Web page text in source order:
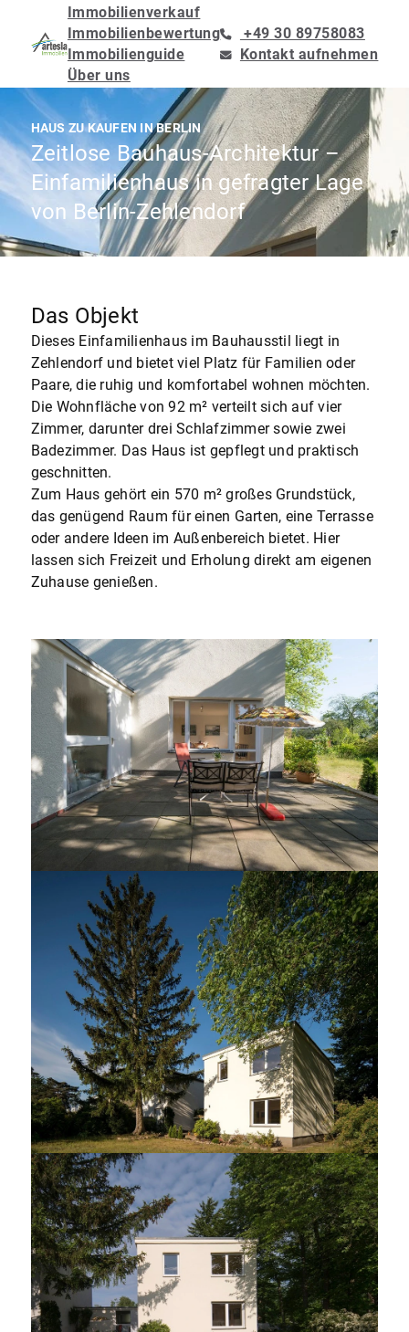
Immobilienverkauf
Immobilienbewertung
Immobilienguide
Über uns
+49 30 89758083
Kontakt aufnehmen
HAUS ZU KAUFEN IN BERLIN
Zeitlose Bauhaus-Architektur –
Einfamilienhaus in gefragter Lage
von Berlin-Zehlendorf
Das Objekt
Dieses Einfamilienhaus im Bauhausstil liegt in
Zehlendorf und bietet viel Platz für Familien oder
Paare, die ruhig und komfortabel wohnen möchten.
Die Wohnfläche von 92 m² verteilt sich auf vier
Zimmer, darunter drei Schlafzimmer sowie zwei
Badezimmer. Das Haus ist gepflegt und praktisch
geschnitten.
Zum Haus gehört ein 570 m² großes Grundstück,
das genügend Raum für einen Garten, eine Terrasse
oder andere Ideen im Außenbereich bietet. Hier
lassen sich Freizeit und Erholung direkt am eigenen
Zuhause genießen.